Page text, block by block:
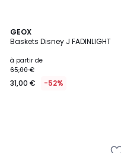
GEOX
Baskets Disney J FADINLIGHT
à partir de
65,00 €
31,00 € -52%